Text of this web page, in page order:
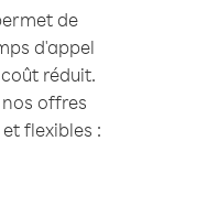
de
d'appel
réduit.
offres
flexibles :